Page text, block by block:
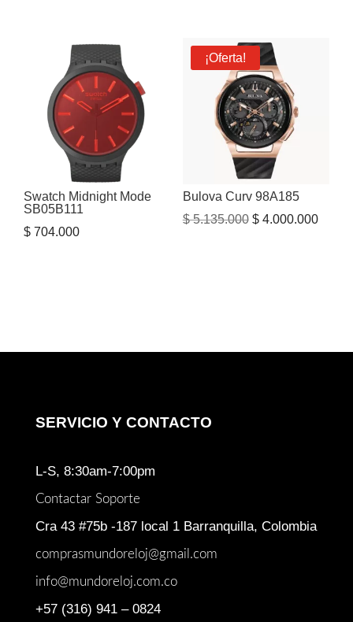
Swatch Midnight Mode
SB05B111
$ 704.000
¡Oferta!
Bulova Curv 98A185
$5.135.000 El
$4.000.000El
SERVICIO Y CONTACTO
L-S, 8:30am-7:00pm
Contactar Soporte
Cra 43 #75b -187 local 1 Barranquilla, Colombia
comprasmundoreloj@gmail.com
info@mundoreloj.com.co
+57 (316) 941 – 0824